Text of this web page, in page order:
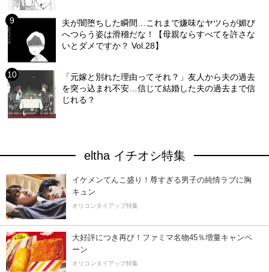
夫が闇堕ちした瞬間…これまで嫌味なヤツらが媚び
へつらう姿は滑稽だな！【母親ならすべてを許さな
いとダメですか？ Vol.28】
「元嫁と別れた理由ってそれ？」友人から夫の過去
を突っ込まれ不安…信じて結婚した夫の過去まで信
じれる？
eltha イチオシ特集
イケメンてんこ盛り！尊すぎる男子の純情ラブに胸
キュン
オリコンタイアップ特集
大好評につき再び！ファミマ名物45％増量キャンペ
ーン
オリコンタイアップ特集